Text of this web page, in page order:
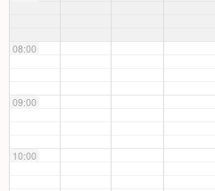
08:00
09:00
10:00